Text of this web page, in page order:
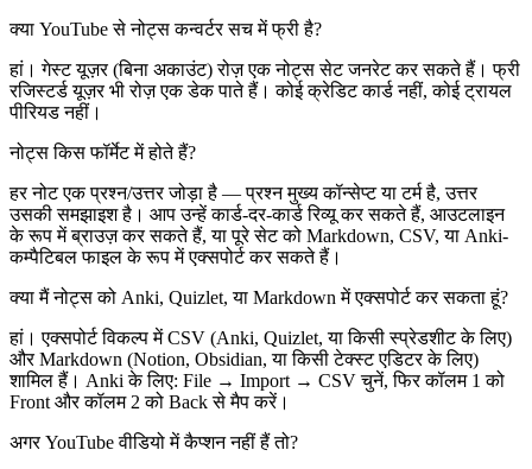
क्या YouTube से नोट्स कन्वर्टर सच में फ्री है?
हां। गेस्ट यूज़र (बिना अकाउंट) रोज़ एक नोट्स सेट जनरेट कर सकते हैं। फ्री
रजिस्टर्ड यूज़र भी रोज़ एक डेक पाते हैं। कोई क्रेडिट कार्ड नहीं, कोई ट्रायल
पीरियड नहीं।
नोट्स किस फॉर्मेट में होते हैं?
हर नोट एक प्रश्न/उत्तर जोड़ा है — प्रश्न मुख्य कॉन्सेप्ट या टर्म है, उत्तर
उसकी समझाइश है। आप उन्हें कार्ड-दर-कार्ड रिव्यू कर सकते हैं, आउटलाइन
के रूप में ब्राउज़ कर सकते हैं, या पूरे सेट को Markdown, CSV, या Anki-
कम्पैटिबल फाइल के रूप में एक्सपोर्ट कर सकते हैं।
क्या मैं नोट्स को Anki, Quizlet, या Markdown में एक्सपोर्ट कर सकता हूं?
हां। एक्सपोर्ट विकल्प में CSV (Anki, Quizlet, या किसी स्प्रेडशीट के लिए)
और Markdown (Notion, Obsidian, या किसी टेक्स्ट एडिटर के लिए)
शामिल हैं। Anki के लिए: File → Import → CSV चुनें, फिर कॉलम 1 को
Front और कॉलम 2 को Back से मैप करें।
अगर YouTube वीडियो में कैप्शन नहीं हैं तो?